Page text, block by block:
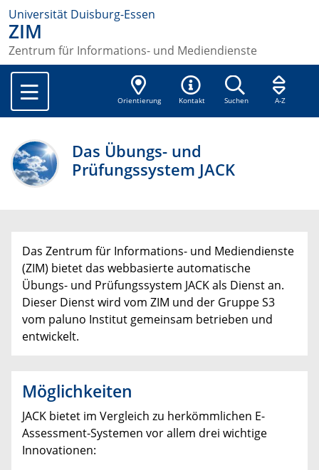
Universität Duisburg-Essen
ZIM
Zentrum für Informations- und Mediendienste
Orientierung Kontakt Suchen A-Z
Das Übungs- und
Prüfungssystem JACK
Das Zentrum für Informations- und Mediendienste
(ZIM) bietet das webbasierte automatische
Übungs- und Prüfungssystem JACK als Dienst an.
Dieser Dienst wird vom ZIM und der Gruppe S3
vom paluno Institut gemeinsam betrieben und
entwickelt.
Möglichkeiten
JACK bietet im Vergleich zu herkömmlichen E-
Assessment-Systemen vor allem drei wichtige
Innovationen: